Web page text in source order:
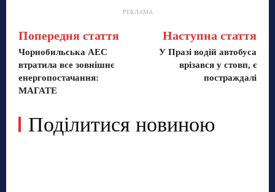
РЕКЛАМА
Попередня стаття
Чорнобильська АЕС
втратила все зовнішнє
енергопостачання:
МАГАТЕ
Наступна стаття
У Празі водій автобуса
врізався у стовп, є
постраждалі
Поділитися новиною